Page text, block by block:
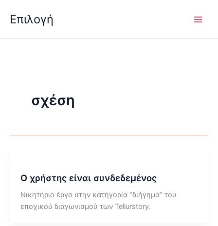
στοΕπιλογή
σχέση
Ο χρήστης είναι συνδεδεμένος
Νικητήριο έργο στην κατηγορία “διήγημα” του
εποχικού διαγωνισμού των Tellurstory.